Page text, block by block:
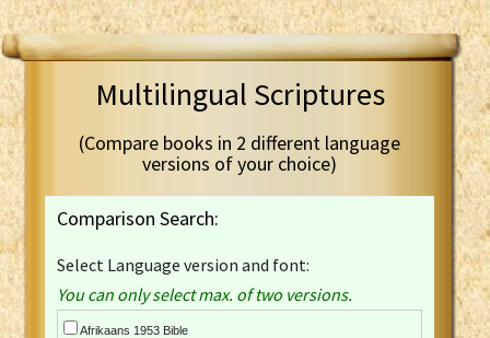
Multilingual Scriptures
(Compare books in 2 different language
versions of your choice)
Comparison Search:
Select Language version and font:
You can only select max. of two versions.
Afrikaans 1953 Bible